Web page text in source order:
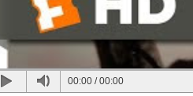
00:00 /00:00